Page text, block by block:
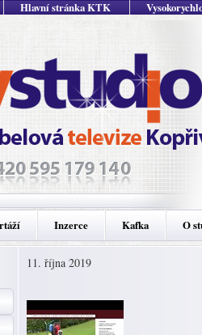
Hlavní stránka KTK
Inzerce Kafka O
11. října 2019